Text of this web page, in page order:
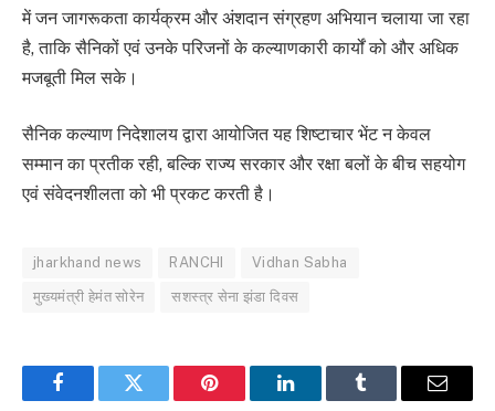
में जन जागरूकता कार्यक्रम और अंशदान संग्रहण अभियान चलाया जा रहा
है, ताकि सैनिकों एवं उनके परिजनों के कल्याणकारी कार्यों को और अधिक
मजबूती मिल सके।
सैनिक कल्याण निदेशालय द्वारा आयोजित यह शिष्टाचार भेंट न केवल
सम्मान का प्रतीक रही, बल्कि राज्य सरकार और रक्षा बलों के बीच सहयोग
एवं संवेदनशीलता को भी प्रकट करती है।
jharkhand news RANCHI Vidhan Sabha
मुख्यमंत्री हेमंत सोरेन सशस्त्र सेना झंडा दिवस
FacebookTwitter Pinterest LinkedInTumblr Email